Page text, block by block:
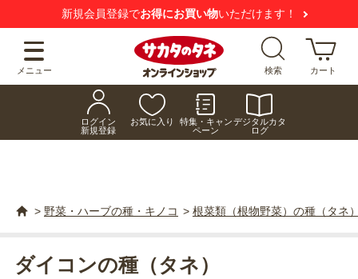
新規会員登録でお得にお買い物いただけます！
メニュー 検索 カート
ログイン
新規登録
お気に入り
特集・キャン
ペーン
デジタルカタ
ログ
> 野菜・ハーブの種・キノコ > 根菜類（根物野菜）の種（タネ
ダイコンの種（タネ）